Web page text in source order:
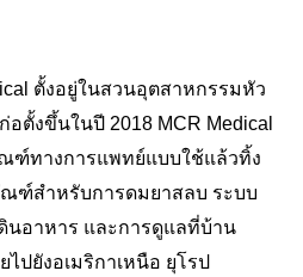
ตั้งอยู่ในสวนอุตสาหกรรมหัว
อตั้งขึ้นในปี 2018 MCR Medical
ฑ์ทางการแพทย์แบบใช้แล้วทิ้ง
ฑ์สำหรับการดมยาสลบ ระบบ
นอาหาร และการดูแลที่บ้าน
ปยังอเมริกาเหนือ ยุโรป